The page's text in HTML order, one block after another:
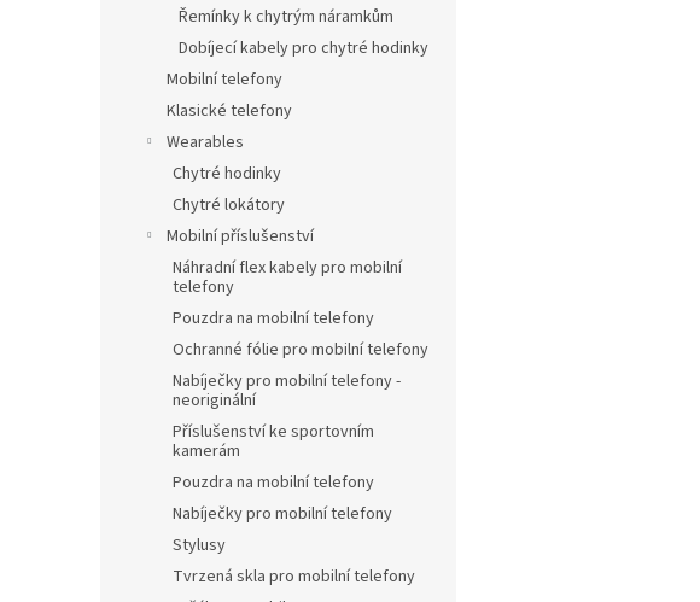
Řemínky k chytrým náramkům
Dobíjecí kabely pro chytré hodinky
Mobilní telefony
Klasické telefony
Wearables
Chytré hodinky
Chytré lokátory
Mobilní příslušenství
Náhradní flex kabely pro mobilní
telefony
Pouzdra na mobilní telefony
Ochranné fólie pro mobilní telefony
Nabíječky pro mobilní telefony -
neoriginální
Příslušenství ke sportovním
kamerám
Pouzdra na mobilní telefony
Nabíječky pro mobilní telefony
Stylusy
Tvrzená skla pro mobilní telefony